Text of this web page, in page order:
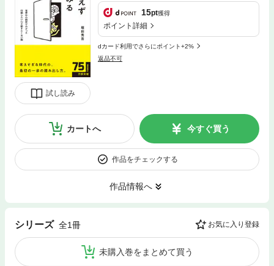
試し読み
15pt獲得
ポイント詳細
dカード利用でさらにポイント+2%
返品不可
カートへ 今すぐ買う
作品をチェックする
作品情報へ
シリーズ 全1冊 お気に入り登録
未購入巻をまとめて買う